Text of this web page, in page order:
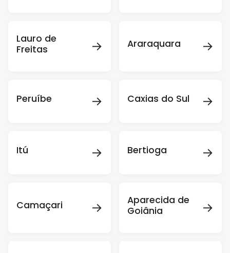
Lauro de
Freitas
→ Araraquara →
Peruíbe → Caxias do Sul →
Itú → Bertioga →
Camaçari →
Aparecida de
Goiânia
→